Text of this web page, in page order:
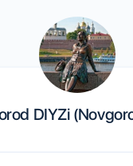
DIYZi